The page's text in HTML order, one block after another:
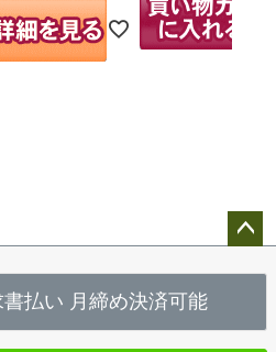
へ
書払い 月締め決済可能